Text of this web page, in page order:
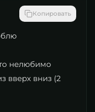
Копировать
нелюбимо
вверх вниз (2